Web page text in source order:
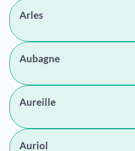
Arles
Aubagne
Aureille
Auriol